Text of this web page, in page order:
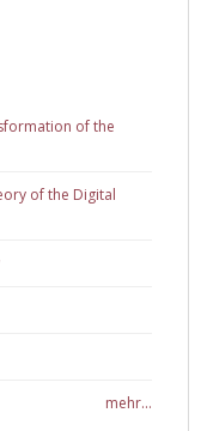
of the
of the Digital
mehr...